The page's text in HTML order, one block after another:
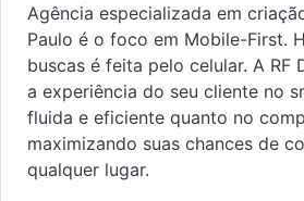
Agência especializada em
Paulo é o foco em Mobile-First.
buscas é feita pelo celular. A RF
a experiência do seu cliente no
fluida e eficiente quanto no
maximizando suas chances de
qualquer lugar.